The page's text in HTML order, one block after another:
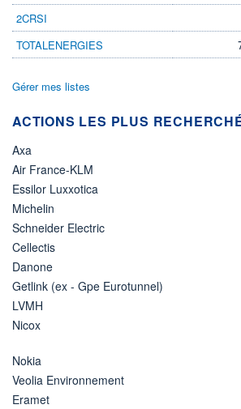
2CRSI
TOTALENERGIES
Gérer mes listes
ACTIONS LES PLUS
Axa
Air France-KLM
Essilor Luxxotica
Michelin
Schneider Electric
Cellectis
Danone
Getlink (ex - Gpe Eurotunnel)
LVMH
Nicox
Nokia
Veolia Environnement
Eramet